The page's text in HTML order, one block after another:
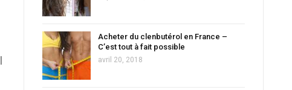
Acheter du clenbutérol en France –
C’est tout à fait possible
avril 20, 2018